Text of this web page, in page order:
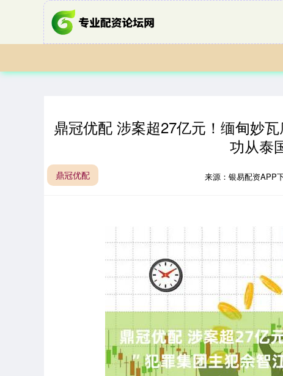
鼎冠优配 涉案超27亿元！缅甸妙
功从泰
鼎冠优配 来源：银易配资APP